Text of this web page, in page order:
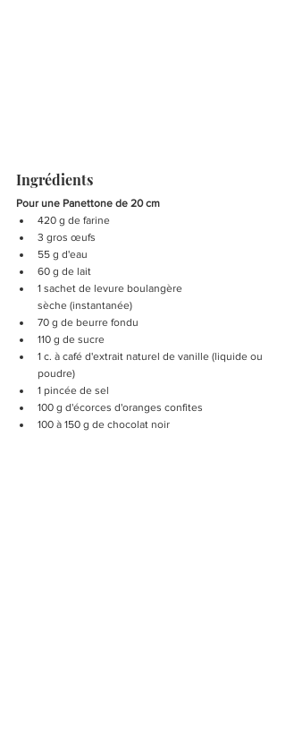
Ingrédients
Pour une Panettone de 20 cm
420 g de farine
3 gros œufs
55 g d'eau
60 g de lait
1 sachet de levure boulangère
sèche (instantanée)
70 g de beurre fondu
110 g de sucre
1 c. à café d'extrait naturel de vanille (liquide ou
poudre)
1 pincée de sel
100 g d'écorces d'oranges confites
100 à 150 g de chocolat noir